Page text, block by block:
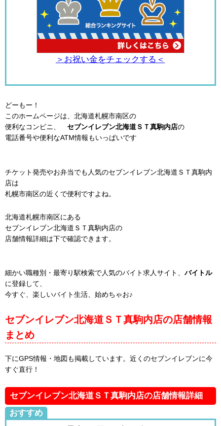
＞お祝い金をチェックする＜
どーもー！
このホームページは、北海道札幌市南区の
便利なコンビニ、 セブンイレブン北海道ＳＴ真駒内店の
電話番号や便利なATM情報もいっぱいです
チケット発売やお弁当でも人気のセブンイレブン北海道ＳＴ真駒内
店は
札幌市南区の近くで便利ですよね。
北海道札幌市南区にある
セブンイレブン北海道ＳＴ真駒内店の
店舗情報詳細は下で確認できます。
細かい職種別・最寄り駅検索で人気のバイト求人サイト、 バイトル
に登録して、
今すぐ、楽しいバイト生活、始めちゃお♪
セブンイレブン北海道ＳＴ真駒内店の店舗情報
まとめ
下にGPS情報・地図も掲載しています。近くのセブンイレブンに今
すぐ直行！
セブンイレブン北海道ＳＴ真駒内店の店舗情報詳細
おすすめ